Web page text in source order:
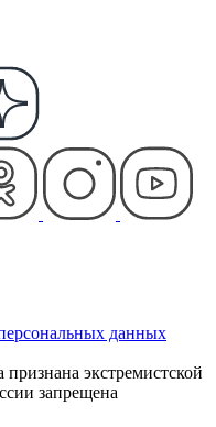
данных
экстремистской
запрещена